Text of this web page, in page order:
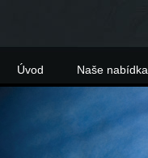
Úvod Naše nabídka